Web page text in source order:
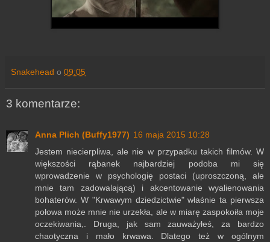
Snakehead o 09:05
3 komentarze:
Anna Plich (Buffy1977) 16 maja 2015 10:28
Jestem niecierpliwa, ale nie w przypadku takich filmów. W
większości rąbanek najbardziej podoba mi się
wprowadzenie w psychologię postaci (uproszczoną, ale
mnie tam zadowalającą) i akcentowanie wyalienowania
bohaterów. W "Krwawym dziedzictwie" właśnie ta pierwsza
połowa może mnie nie urzekła, ale w miarę zaspokoiła moje
oczekiwania,. Druga, jak sam zauważyłeś, za bardzo
chaotyczna i mało krwawa. Dlatego też w ogólnym